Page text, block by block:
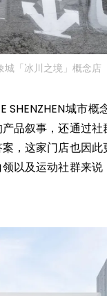
城「冰川之境」概念店
SHENZHEN城市
品叙事，还通过
，这家门店也因
以及运动社群来